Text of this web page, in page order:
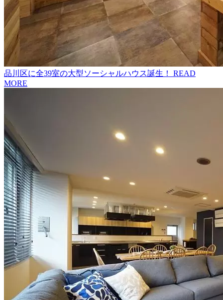
品川区に全39室の大型ソーシャルハウス誕生！
READ
MORE